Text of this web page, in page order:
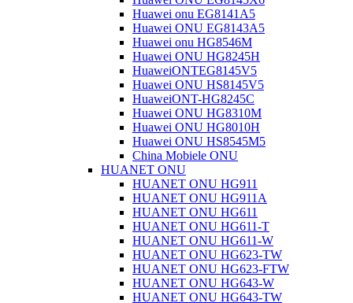
Huawei onu EG8141A5
Huawei ONU EG8143A5
Huawei onu HG8546M
Huawei ONU HG8245H
HuaweiONTEG8145V5
Huawei ONU HS8145V5
HuaweiONT-HG8245C
Huawei ONU HG8310M
Huawei ONU HG8010H
Huawei ONU HS8545M5
China Mobiele ONU
HUANET ONU
HUANET ONU HG911
HUANET ONU HG911A
HUANET ONU HG611
HUANET ONU HG611-T
HUANET ONU HG611-W
HUANET ONU HG623-TW
HUANET ONU HG623-FTW
HUANET ONU HG643-W
HUANET ONU HG643-TW